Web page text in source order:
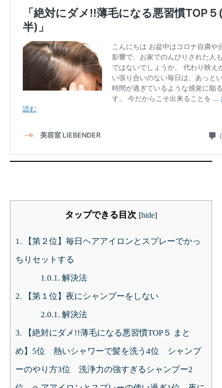
タップできる目次 [hide]
1. 【第２位】毎日ヘアアイロンとスプレーでかっ
ちりセットする
1.0.1. 解決法
2. 【第１位】夜にシャンプーをしない
2.0.1. 解決法
3. 【絶対にダメ!!薄毛になる悪習慣TOP５ まと
め】5位 熱いシャワーで髪を洗う4位 シャンプ
ーのやり方3位 洗浄力の強すぎるシャンプー2